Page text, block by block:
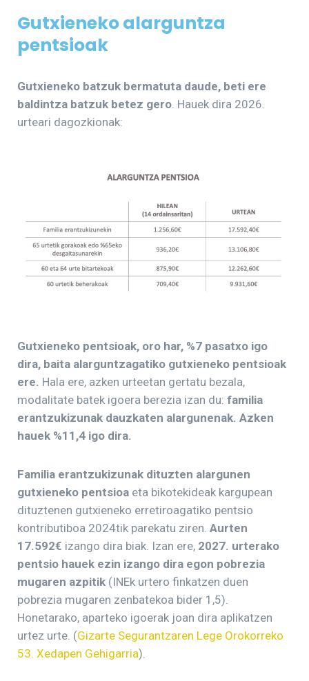
Gutxieneko alarguntza
pentsioak
Gutxieneko batzuk bermatuta daude, beti ere
baldintza batzuk betez gero . Hauek dira 2026.
urteari dagozkionak:
Gutxieneko pentsioak, oro har, %7 pasatxo igo
dira, baita alarguntzagatiko gutxieneko pentsioak
ere. Hala ere, azken urteetan gertatu bezala,
modalitate batek igoera berezia izan du: familia
erantzukizunak dauzkaten alargunenak. Azken
hauek %11,4 igo dira.
Familia erantzukizunak dituzten alargunen
gutxieneko pentsioa eta bikotekideak kargupean
dituztenen gutxieneko erretiroagatiko pentsio
kontributiboa 2024tik parekatu ziren. Aurten
17.592€ izango dira biak. Izan ere, 2027. urterako
pentsio hauek ezin izango dira egon pobrezia
mugaren azpitik (INEk urtero finkatzen duen
pobrezia mugaren zenbatekoa bider 1,5).
Honetarako, aparteko igoerak joan dira aplikatzen
urtez urte. (Gizarte Segurantzaren Lege Orokorreko
53. Xedapen Gehigarria).